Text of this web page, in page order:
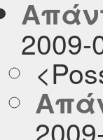
2009-